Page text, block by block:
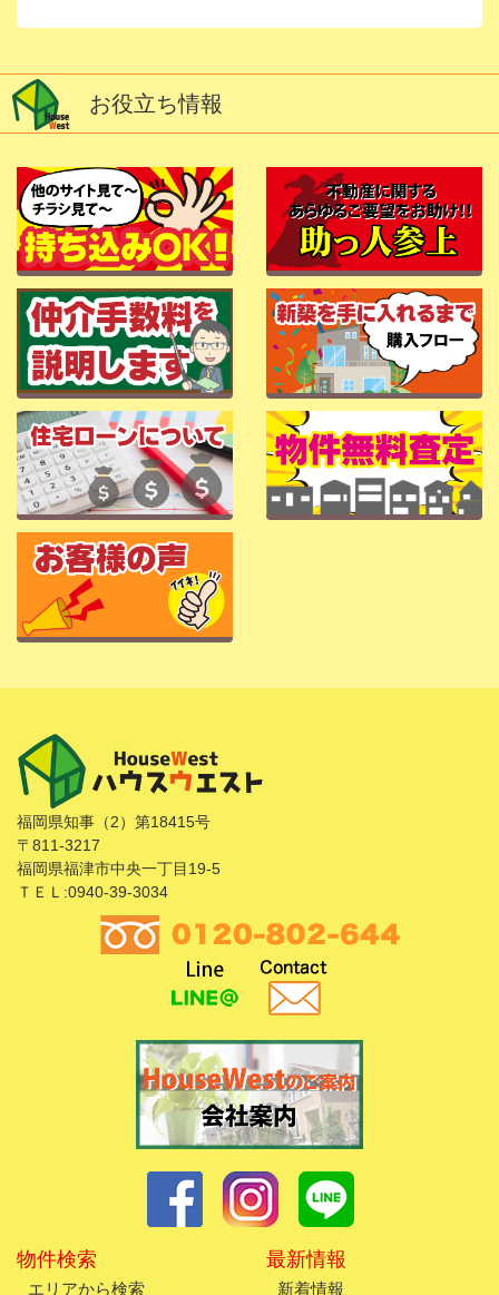
お役立ち情報
福岡県知事（2）第18415号
〒811-3217
福岡県福津市中央一丁目19-5
ＴＥＬ:0940-39-3034
物件検索
エリアから検索
最新情報
新着情報